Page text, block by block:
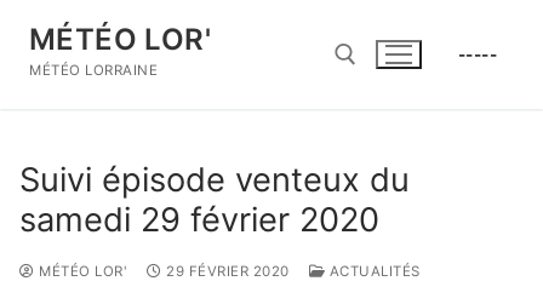
contenu
MÉTÉO LOR'
MÉTÉO LORRAINE
-----
Suivi épisode venteux du
samedi 29 février 2020
MÉTÉO LOR' 29 FÉVRIER 2020 ACTUALITÉS